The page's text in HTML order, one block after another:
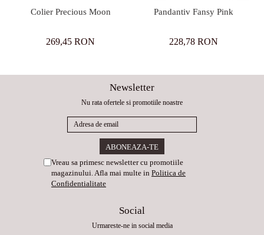
Colier Precious Moon
269,45 RON
Pandantiv Fansy Pink
228,78 RON
Newsletter
Nu rata ofertele si promotiile noastre
Vreau sa primesc newsletter cu promotiile
magazinului. Afla mai multe in Politica de
Confidentialitate
Social
Urmareste-ne in social media